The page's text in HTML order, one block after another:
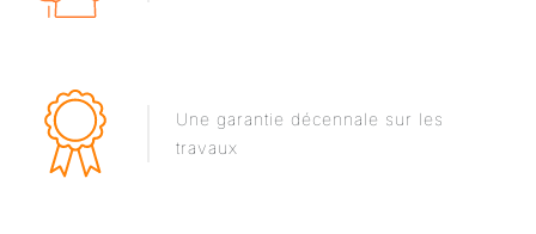
Une garantie décennale sur les
travaux